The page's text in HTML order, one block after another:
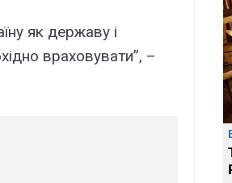
як державу і
враховувати”, –